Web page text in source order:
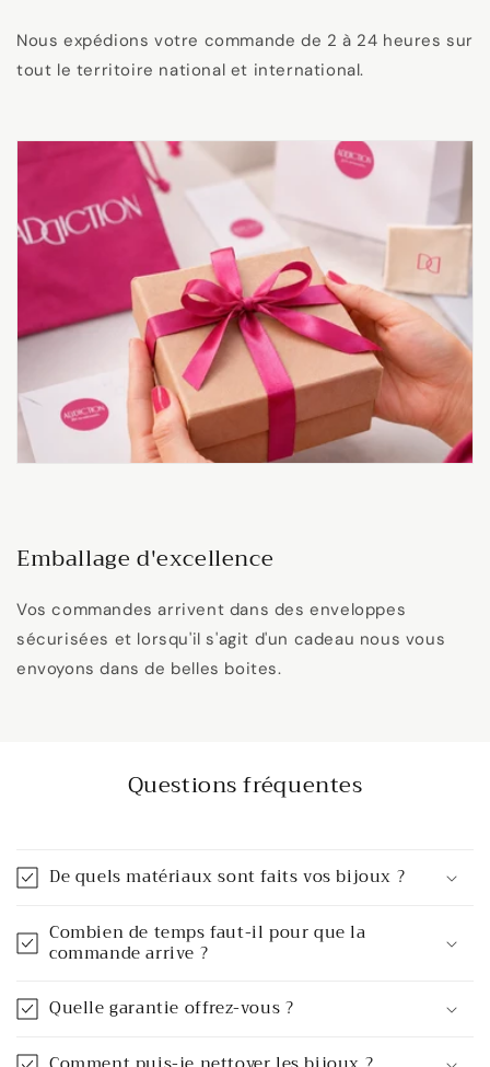
Nous expédions votre commande de 2 à 24 heures sur
tout le territoire national et international.
Emballage d'excellence
Vos commandes arrivent dans des enveloppes
sécurisées et lorsqu'il s'agit d'un cadeau nous vous
envoyons dans de belles boites.
Questions fréquentes
De quels matériaux sont faits vos bijoux ?
Combien de temps faut-il pour que la
commande arrive ?
Quelle garantie offrez-vous ?